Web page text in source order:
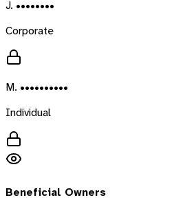
J. ••••••••
Corporate
M. ••••••••••
Individual
Beneficial Owners